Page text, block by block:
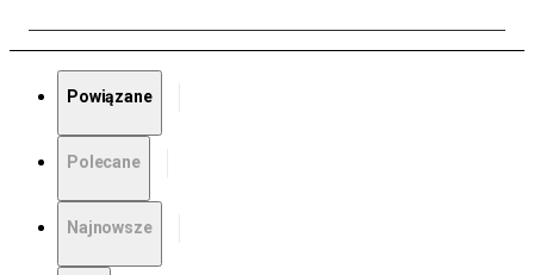
Powiązane
Polecane
Najnowsze